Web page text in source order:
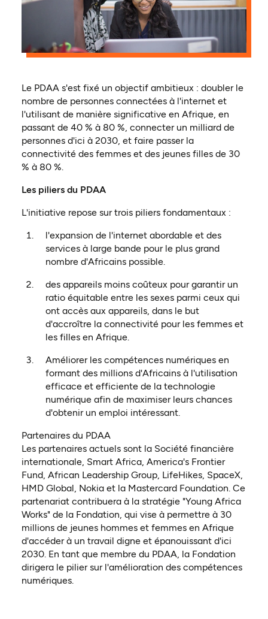
Le PDAA s'est fixé un objectif ambitieux : doubler le
nombre de personnes connectées à l'internet et
l'utilisant de manière significative en Afrique, en
passant de 40 % à 80 %, connecter un milliard de
personnes d'ici à 2030, et faire passer la
connectivité des femmes et des jeunes filles de 30
% à 80 %.
Les piliers du PDAA
L'initiative repose sur trois piliers fondamentaux :
l'expansion de l'internet abordable et des
services à large bande pour le plus grand
nombre d'Africains possible.
des appareils moins coûteux pour garantir un
ratio équitable entre les sexes parmi ceux qui
ont accès aux appareils, dans le but
d'accroître la connectivité pour les femmes et
les filles en Afrique.
Améliorer les compétences numériques en
formant des millions d'Africains à l'utilisation
efficace et efficiente de la technologie
numérique afin de maximiser leurs chances
d'obtenir un emploi intéressant.
Partenaires du PDAA
Les partenaires actuels sont la Société financière
internationale, Smart Africa, America's Frontier
Fund, African Leadership Group, LifeHikes, SpaceX,
HMD Global, Nokia et la Mastercard Foundation. Ce
partenariat contribuera à la stratégie "Young Africa
Works" de la Fondation, qui vise à permettre à 30
millions de jeunes hommes et femmes en Afrique
d'accéder à un travail digne et épanouissant d'ici
2030. En tant que membre du PDAA, la Fondation
dirigera le pilier sur l'amélioration des compétences
numériques.